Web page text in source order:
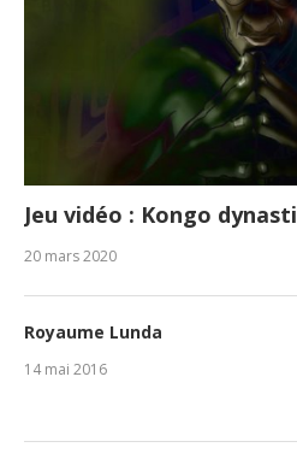
Jeu vidéo : Kongo
20 mars 2020
Royaume Lunda
14 mai 2016